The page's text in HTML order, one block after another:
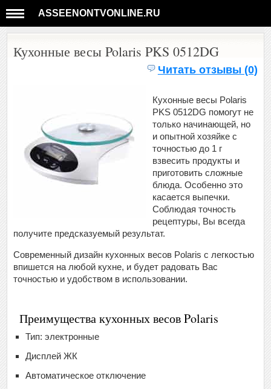
ASSEENONTVONLINE.RU
Кухонные весы Polaris PKS 0512DG
Читать отзывы (0)
Кухонные весы Polaris
PKS 0512DG помогут не
только начинающей, но
и опытной хозяйке с
точностью до 1 г
взвесить продукты и
приготовить сложные
блюда. Особенно это
касается выпечки.
Соблюдая точность
рецептуры, Вы всегда
получите предсказуемый результат.
Современный дизайн кухонных весов Polaris с легкостью
впишется на любой кухне, и будет радовать Вас
точностью и удобством в использовании.
Преимущества кухонных весов Polaris
Тип: электронные
Дисплей ЖК
Автоматическое отключение